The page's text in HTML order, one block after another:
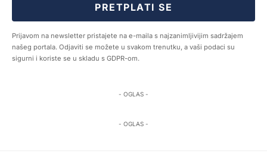
PRETPLATI SE
Prijavom na newsletter pristajete na e-maila s najzanimljivijim sadržajem
našeg portala. Odjaviti se možete u svakom trenutku, a vaši podaci su
sigurni i koriste se u skladu s GDPR-om.
- OGLAS -
- OGLAS -